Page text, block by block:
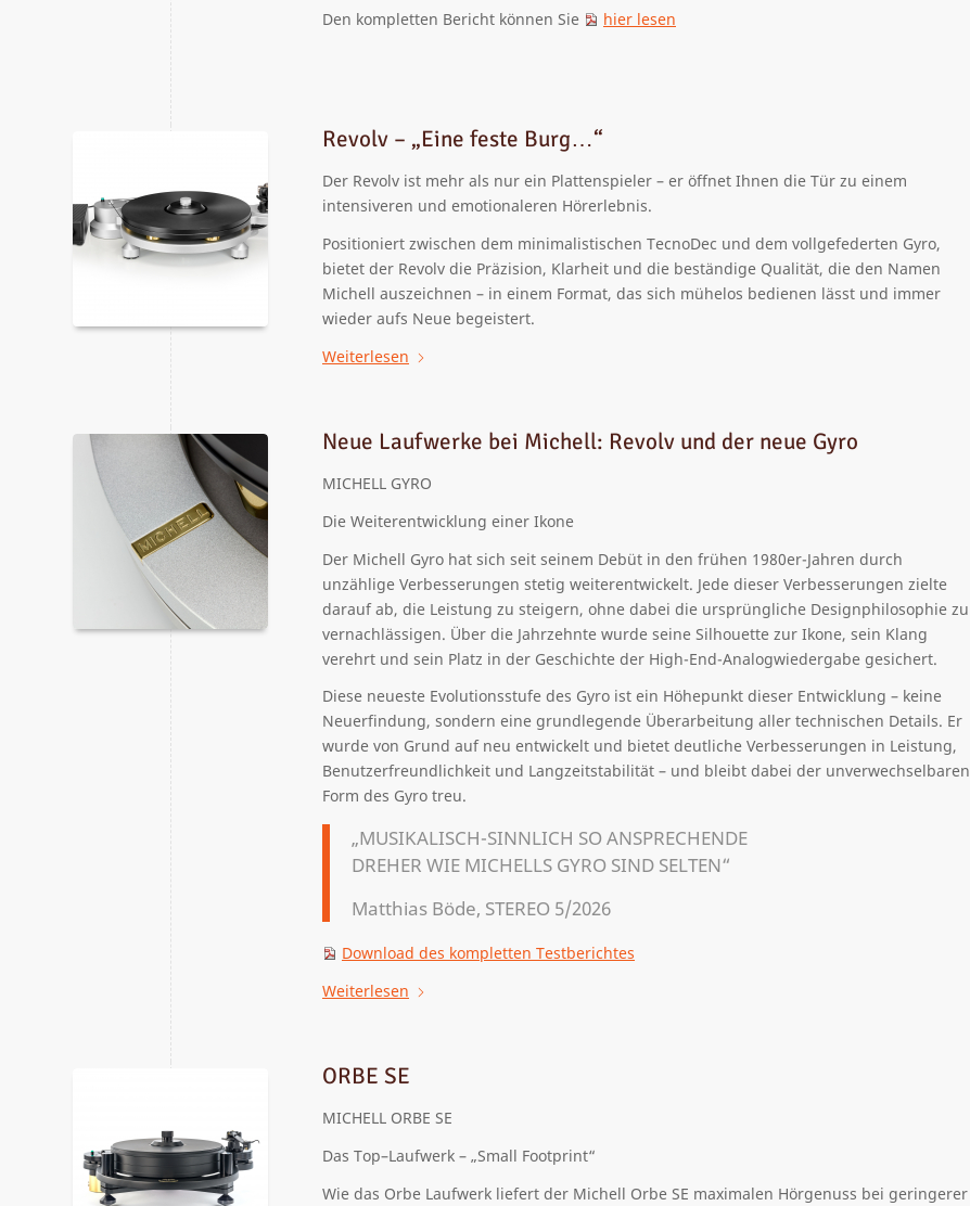
Den kompletten Bericht können Sie hier lesen
Revolv – „Eine feste Burg…“
Der Revolv ist mehr als nur ein Plattenspieler – er öffnet Ihnen die Tür zu einem
intensiveren und emotionaleren Hörerlebnis.
Positioniert zwischen dem minimalistischen TecnoDec und dem vollgefederten Gyro,
bietet der Revolv die Präzision, Klarheit und die beständige Qualität, die den Namen
Michell auszeichnen – in einem Format, das sich mühelos bedienen lässt und immer
wieder aufs Neue begeistert.
Weiterlesen
Neue Laufwerke bei Michell: Revolv und der neue Gyro
MICHELL GYRO
Die Weiterentwicklung einer Ikone
Der Michell Gyro hat sich seit seinem Debüt in den frühen 1980er-Jahren durch
unzählige Verbesserungen stetig weiterentwickelt. Jede dieser Verbesserungen zielte
darauf ab, die Leistung zu steigern, ohne dabei die ursprüngliche Designphilosophie zu
vernachlässigen. Über die Jahrzehnte wurde seine Silhouette zur Ikone, sein Klang
verehrt und sein Platz in der Geschichte der High-End-Analogwiedergabe gesichert.
Diese neueste Evolutionsstufe des Gyro ist ein Höhepunkt dieser Entwicklung – keine
Neuerfindung, sondern eine grundlegende Überarbeitung aller technischen Details. Er
wurde von Grund auf neu entwickelt und bietet deutliche Verbesserungen in Leistung,
Benutzerfreundlichkeit und Langzeitstabilität – und bleibt dabei der unverwechselbaren
Form des Gyro treu.
„MUSIKALISCH-SINNLICH SO ANSPRECHENDE
DREHER WIE MICHELLS GYRO SIND SELTEN“
Matthias Böde, STEREO 5/2026
Download des kompletten Testberichtes
Weiterlesen
ORBE SE
MICHELL ORBE SE
Das Top–Laufwerk – „Small Footprint“
Wie das Orbe Laufwerk liefert der Michell Orbe SE maximalen Hörgenuss bei geringerer